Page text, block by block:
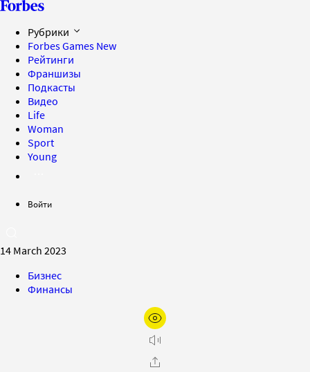
Рубрики
Forbes Games New
Рейтинги
Франшизы
Подкасты
Видео
Life
Woman
Sport
Young
Войти
14 March 2023
Бизнес
Финансы